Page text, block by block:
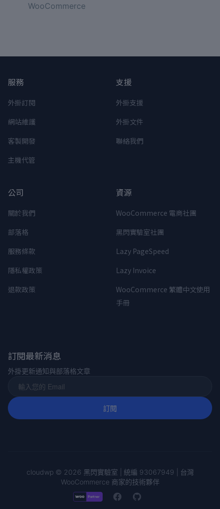
WooCommerce
服務
外掛訂閱
網站維護
客製開發
主機代管
支援
外掛支援
外掛文件
聯絡我們
公司
關於我們
部落格
服務條款
隱私權政策
退款政策
資源
WooCommerce 電商社團
黑閃實驗室社團
Lazy PageSpeed
Lazy Invoice
WooCommerce 繁體中文使用
手冊
訂閱最新消息
外掛更新通知與部落格文章
cloudwp © 2026 黑閃實驗室 | 統編 93067949 | 台灣
WooCommerce 商家的技術夥伴